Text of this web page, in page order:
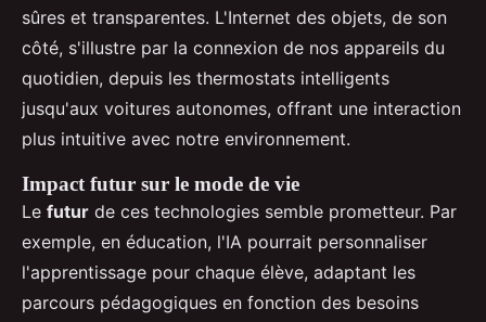
sûres et transparentes. L'Internet des objets, de son
côté, s'illustre par la connexion de nos appareils du
quotidien, depuis les thermostats intelligents
jusqu'aux voitures autonomes, offrant une interaction
plus intuitive avec notre environnement.
Impact futur sur le mode de vie
Le futur de ces technologies semble prometteur. Par
exemple, en éducation, l'IA pourrait personnaliser
l'apprentissage pour chaque élève, adaptant les
parcours pédagogiques en fonction des besoins